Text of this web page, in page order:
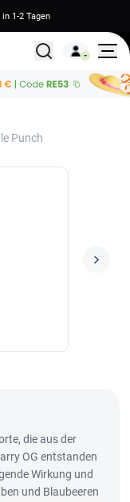
1-2 Tagen
Alle
Punch
die aus der
OG entstanden
Wirkung und
und Blaubeeren